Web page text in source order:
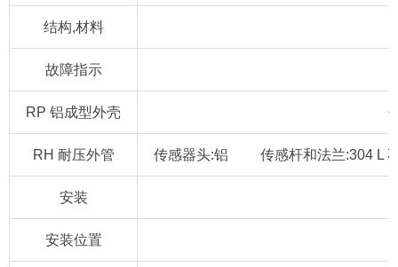
结构,材料
故障指示
RP 铝成型外壳
RH 耐压外管 传感器头:铝 传感杆和法兰:304 L
安装
安装位置